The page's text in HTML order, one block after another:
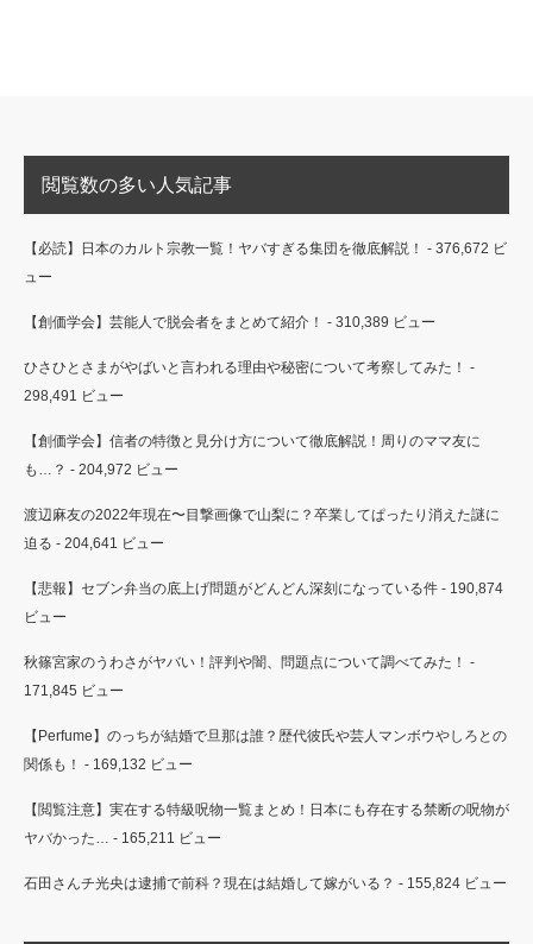
閲覧数の多い人気記事
【必読】日本のカルト宗教一覧！ヤバすぎる集団を徹底解説！ - 376,672 ビ
ュー
【創価学会】芸能人で脱会者をまとめて紹介！ - 310,389 ビュー
ひさひとさまがやばいと言われる理由や秘密について考察してみた！ -
298,491 ビュー
【創価学会】信者の特徴と見分け方について徹底解説！周りのママ友に
も…？ - 204,972 ビュー
渡辺麻友の2022年現在〜目撃画像で山梨に？卒業してぱったり消えた謎に
迫る - 204,641 ビュー
【悲報】セブン弁当の底上げ問題がどんどん深刻になっている件 - 190,874
ビュー
秋篠宮家のうわさがヤバい！評判や闇、問題点について調べてみた！ -
171,845 ビュー
【Perfume】のっちが結婚で旦那は誰？歴代彼氏や芸人マンボウやしろとの
関係も！ - 169,132 ビュー
【閲覧注意】実在する特級呪物一覧まとめ！日本にも存在する禁断の呪物が
ヤバかった…
- 165,211 ビュー
石田さんチ光央は逮捕で前科？現在は結婚して嫁がいる？ - 155,824 ビュー